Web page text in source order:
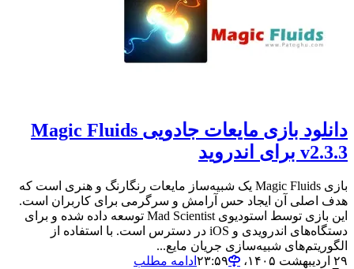
دانلود بازی مایعات جادویی Magic Fluids
v2.3.3 برای اندروید
بازی Magic Fluids یک شبیه‌ساز مایعات رنگارنگ و هنری است که
هدف اصلی آن ایجاد حس آرامش و سرگرمی برای کاربران است.
این بازی توسط استودیوی Mad Scientist توسعه داده شده و برای
دستگاه‌های اندرویدی و iOS در دسترس است. با استفاده از
الگوریتم‌های شبیه‌سازی جریان مایع...
۲۹ اردیبهشت ۱۴۰۵،‏ ۲۳:۵۹
ادامه مطلب